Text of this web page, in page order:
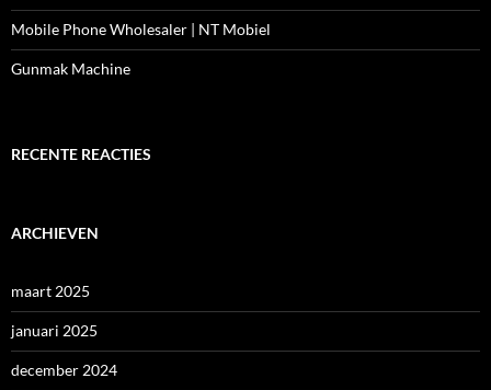
Mobile Phone Wholesaler | NT Mobiel
Gunmak Machine
RECENTE REACTIES
ARCHIEVEN
maart 2025
januari 2025
december 2024